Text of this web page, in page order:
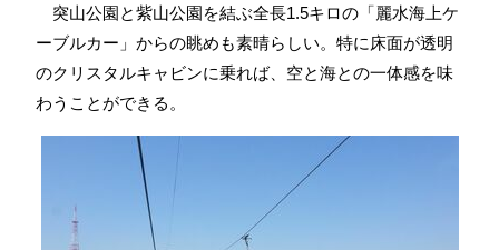
突山公園と紫山公園を結ぶ全長1.5キロの「麗水海上ケ
ーブルカー」からの眺めも素晴らしい。特に床面が透明
のクリスタルキャビンに乗れば、空と海との一体感を味
わうことができる。